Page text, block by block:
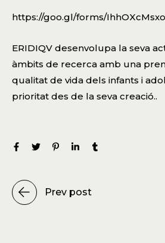
https://goo.gl/forms/
ERIDIQV desenvolupa la seva
àmbits de recerca amb una
qualitat de vida dels infants i
prioritat des de la seva creació..
Prev post